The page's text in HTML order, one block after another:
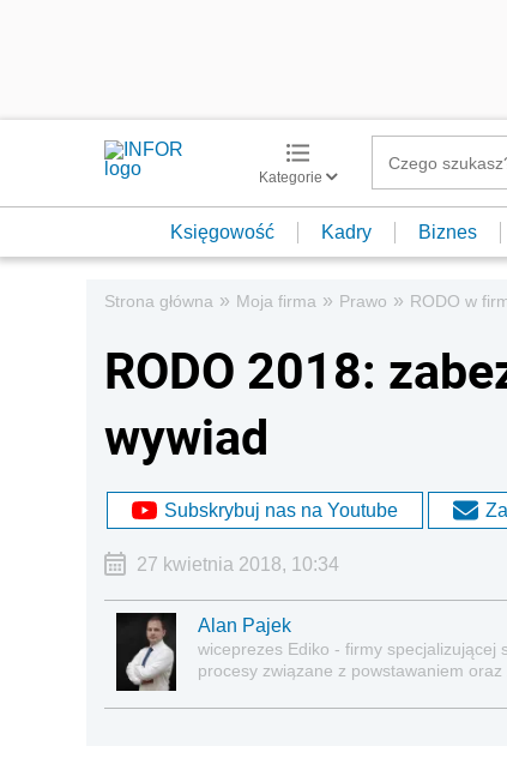
Kategorie
Księgowość Kadry Biznes
Strona główna » Moja firma » Prawo » RODO w
RODO 2018:
wywiad
Subskrybuj nas na Youtube
27 kwietnia 2018, 10:34
Alan Pajek
wiceprezes Ediko - firmy specjalizującej
procesy związane z powstawaniem